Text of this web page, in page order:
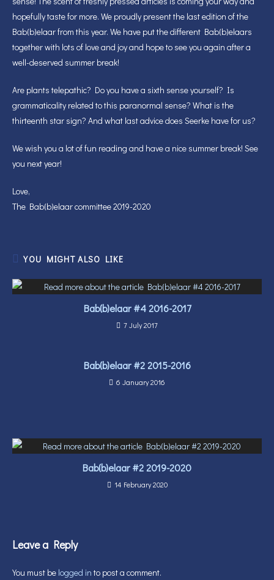
hopefully taste for more. We proudly present the last edition of the
Bab(b)elaar from this year. We have put the different Bab(b)elaars
together with lots of love and joy and hope to see you again after a
well-deserved summer break!
Are plants telepathic? Do you have a sixth sense yourself? Is
grammaticality related to this paranormal sense? What is the
thirteenth star sign? And what last advice does Seerke have for us?
We wish you a lot of fun reading and have a nice summer break! See
you next year!
Love,
The Bab(b)elaar committee 2019-2020
YOU MIGHT ALSO LIKE
Bab(b)elaar #4 2016-2017
7 July 2017
Bab(b)elaar #2 2015-2016
6 January 2016
Bab(b)elaar #2 2019-2020
14 February 2020
Leave a Reply
You must be logged in to post a comment.